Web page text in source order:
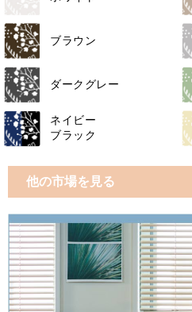
ブラウン
ダークグレー
ネイビー
ブラック
他の市場を見る